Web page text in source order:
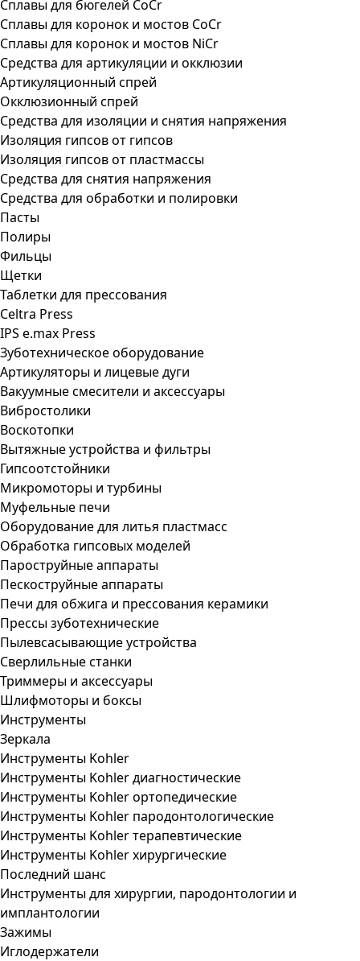
Сплавы для бюгелей CoCr
Сплавы для коронок и мостов CoCr
Сплавы для коронок и мостов NiCr
Средства для артикуляции и окклюзии
Артикуляционный спрей
Окклюзионный спрей
Средства для изоляции и снятия напряжения
Изоляция гипсов от гипсов
Изоляция гипсов от пластмассы
Средства для снятия напряжения
Средства для обработки и полировки
Пасты
Полиры
Фильцы
Щетки
Таблетки для прессования
Celtra Press
IPS e.max Press
Зуботехническое оборудование
Артикуляторы и лицевые дуги
Вакуумные смесители и аксессуары
Вибростолики
Воскотопки
Вытяжные устройства и фильтры
Гипсоотстойники
Микромоторы и турбины
Муфельные печи
Оборудование для литья пластмасс
Обработка гипсовых моделей
Пароструйные аппараты
Пескоструйные аппараты
Печи для обжига и прессования керамики
Прессы зуботехнические
Пылевсасывающие устройства
Сверлильные станки
Триммеры и аксессуары
Шлифмоторы и боксы
Инструменты
Зеркала
Инструменты Kohler
Инструменты Kohler диагностические
Инструменты Kohler ортопедические
Инструменты Kohler пародонтологические
Инструменты Kohler терапевтические
Инструменты Kohler хирургические
Последний шанс
Инструменты для хирургии, пародонтологии и
имплантологии
Зажимы
Иглодержатели